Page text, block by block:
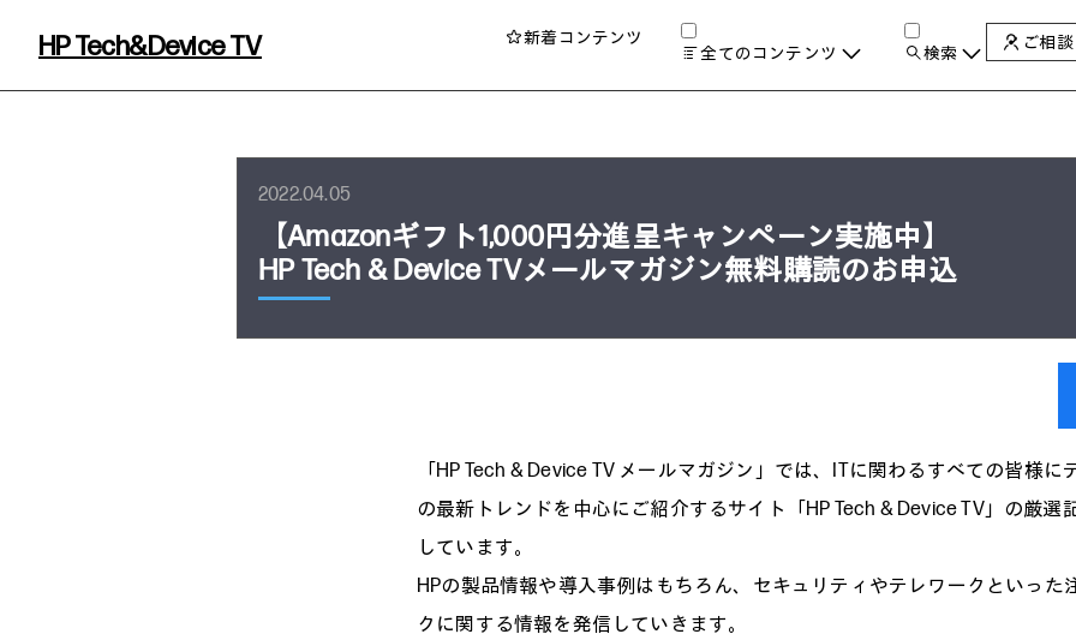
HP Tech&Device TV 新着コンテンツ
全てのコンテンツ
チャンネル
教育とテクノロジー
自治体・公共
ワークステーション
タグ
タ
検索 ご相談
2022.04.05
【Amazonギフト1,000円分進呈キャンペーン実施中】
HP Tech & Device TVメールマガジン無料購読のお申込
「HP Tech & Device TV メールマガジン」では、ITに関わるすべての皆様に
の最新トレンドを中心にご紹介するサイト「HP Tech & Device TV」の厳選
しています。
HPの製品情報や導入事例はもちろん、セキュリティやテレワークといった
クに関する情報を発信していきます。